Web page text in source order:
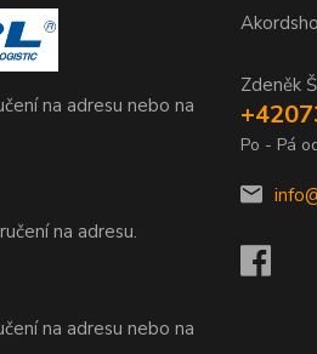
na adresu nebo na
na adresu.
na adresu nebo na
Zdeněk
Po - Pá